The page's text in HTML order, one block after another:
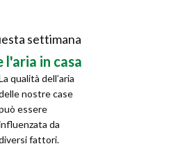
settimana
l'aria in casa
qualità dell’aria
nostre case
essere
da
fattori.